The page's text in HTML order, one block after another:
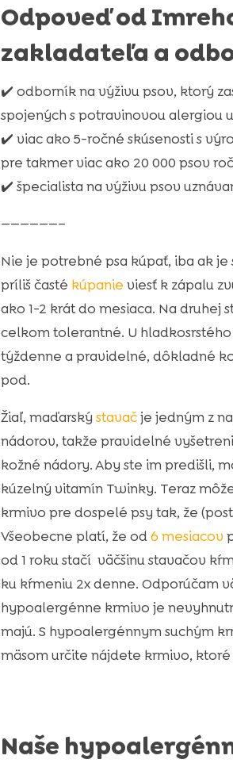
Odpoveď od
zakladateľa a
✔️ odborník na výživu psov, ktorý
spojených s potravinovou alergiou
✔️ viac ako 5-ročné skúsenosti s
pre takmer viac ako 20 000 psov
✔️ špecialista na výživu psov
——————–
Nie je potrebné psa kúpať, iba ak je
príliš časté kúpanie viesť k zápalu
ako 1-2 krát do mesiaca. Na druhej
celkom tolerantné. U
týždenne a pravidelné, dôkladné
pod.
Žiaľ, maďarský stavačje jedným z
nádorov, takže pravidelné
kožné nádory. Aby ste im predišli,
kúzelný vitamín Twinky. Teraz
krmivo pre dospelé psy tak, že
Všeobecne platí, že od6 mesiacov
od 1 roku stačí väčšinu stavačov
ku kŕmeniu 2x denne. Odporúčam
hypoalergénne krmivo je
majú. S hypoalergénnym suchým
mäsom určite nájdete krmivo,
Naše